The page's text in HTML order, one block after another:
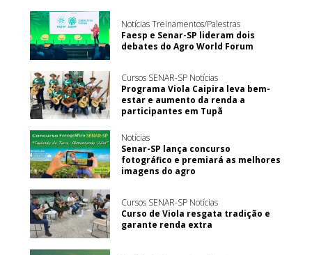
Notícias Treinamentos/Palestras
Faesp e Senar-SP lideram dois
debates do Agro World Forum
Cursos SENAR-SP Notícias
Programa Viola Caipira leva bem-
estar e aumento da renda a
participantes em Tupã
Notícias
Senar-SP lança concurso
fotográfico e premiará as melhores
imagens do agro
Cursos SENAR-SP Notícias
Curso de Viola resgata tradição e
garante renda extra